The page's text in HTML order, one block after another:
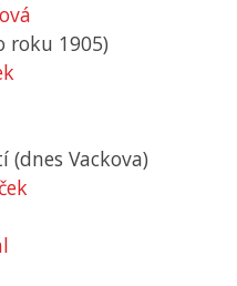
roku 1905)
Vackova)